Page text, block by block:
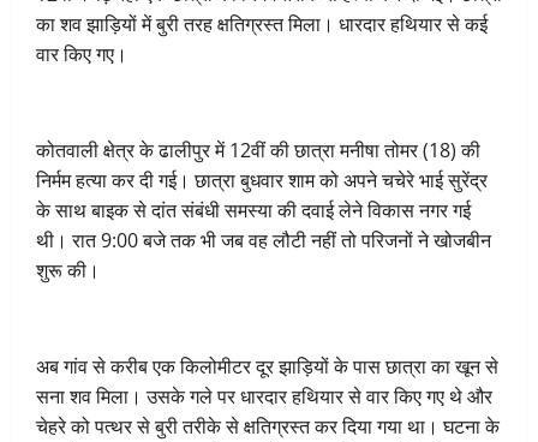
का शव झाड़ियों में बुरी तरह क्षतिग्रस्त मिला। धारदार हथियार से कई
वार किए गए।
कोतवाली क्षेत्र के ढालीपुर में 12वीं की छात्रा मनीषा तोमर (18) की
निर्मम हत्या कर दी गई। छात्रा बुधवार शाम को अपने चचेरे भाई सुरेंद्र
के साथ बाइक से दांत संबंधी समस्या की दवाई लेने विकास नगर गई
थी। रात 9:00 बजे तक भी जब वह लौटी नहीं तो परिजनों ने खोजबीन
शुरू की।
अब गांव से करीब एक किलोमीटर दूर झाड़ियों के पास छात्रा का खून से
सना शव मिला। उसके गले पर धारदार हथियार से वार किए गए थे और
चेहरे को पत्थर से बुरी तरीके से क्षतिग्रस्त कर दिया गया था। घटना के